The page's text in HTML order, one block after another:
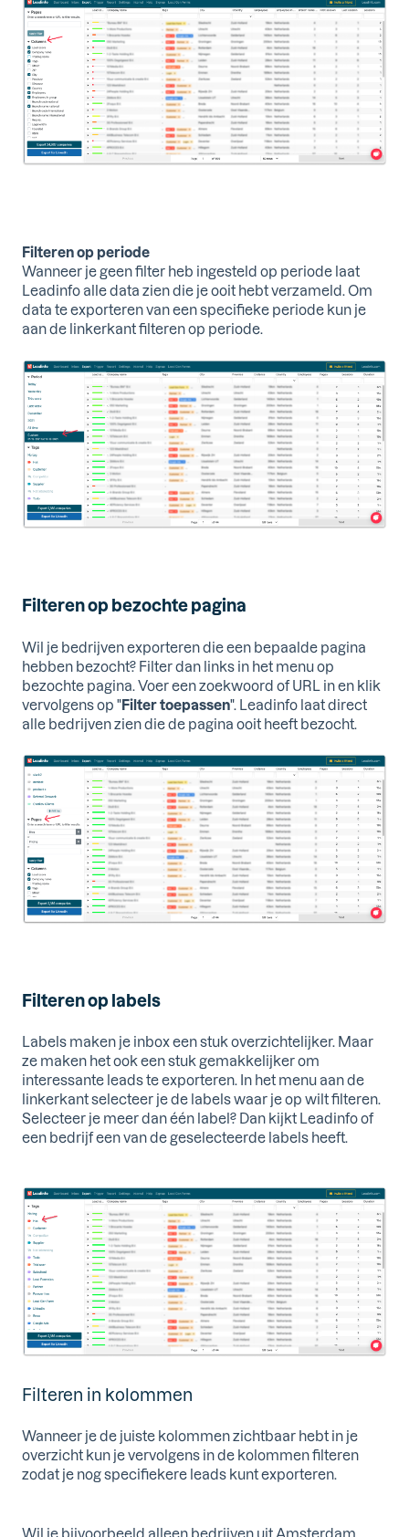
Filteren op periode
Wanneer je geen filter heb ingesteld op periode laat
Leadinfo alle data zien die je ooit hebt verzameld. Om
data te exporteren van een specifieke periode kun je
aan de linkerkant filteren op periode.
Filteren op bezochte pagina
Wil je bedrijven exporteren die een bepaalde pagina
hebben bezocht? Filter dan links in het menu op
bezochte pagina. Voer een zoekwoord of URL in en klik
vervolgens op "Filter toepassen". Leadinfo laat direct
alle bedrijven zien die de pagina ooit heeft bezocht.
Filteren op labels
Labels maken je inbox een stuk overzichtelijker. Maar
ze maken het ook een stuk gemakkelijker om
interessante leads te exporteren. In het menu aan de
linkerkant selecteer je de labels waar je op wilt filteren.
Selecteer je meer dan één label? Dan kijkt Leadinfo of
een bedrijf een van de geselecteerde labels heeft.
Filteren in kolommen
Wanneer je de juiste kolommen zichtbaar hebt in je
overzicht kun je vervolgens in de kolommen filteren
zodat je nog specifiekere leads kunt exporteren.
Wil je bijvoorbeeld alleen bedrijven uit Amsterdam